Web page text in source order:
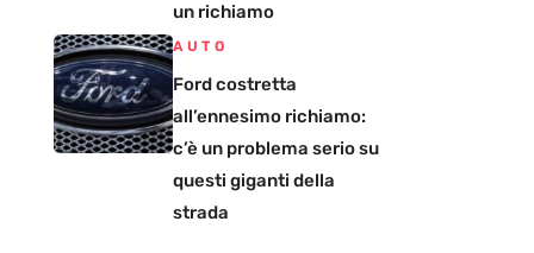
un richiamo
AUTO
Ford costretta
all’ennesimo richiamo:
c’è un problema serio su
questi giganti della
strada